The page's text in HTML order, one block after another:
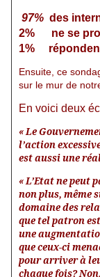
97% des
2%
ne se
1%
Ensuite, ce
sur le mur de
En voici deux
« Le
l’action
est aussi une
« L’Etat ne peut
non plus, même
domaine des
que tel patron
une
que ceux-ci
pour arriver à
chaque fois?